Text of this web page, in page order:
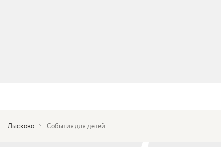
Лысково События для детей